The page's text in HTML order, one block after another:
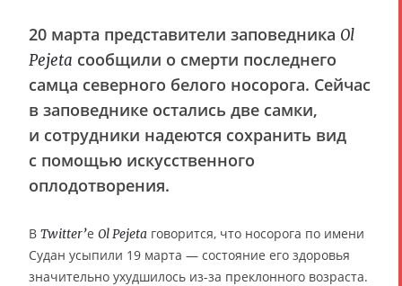
20 марта представители заповедника Ol
Pejeta сообщили о смерти последнего
самца северного белого носорога. Сейчас
в заповеднике остались две самки,
и сотрудники надеются сохранить вид
с помощью искусственного
оплодотворения.
В Twitter’е Ol Pejeta говорится, что носорога по имени
Судан усыпили 19 марта — состояние его здоровья
значительно ухудшилось из-за преклонного возраста.